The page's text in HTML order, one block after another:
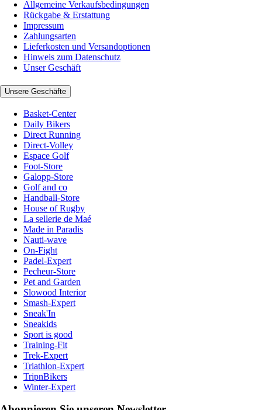
Allgemeine Verkaufsbedingungen
Rückgabe & Erstattung
Impressum
Zahlungsarten
Lieferkosten und Versandoptionen
Hinweis zum Datenschutz
Unser Geschäft
Unsere Geschäfte
Basket-Center
Daily Bikers
Direct Running
Direct-Volley
Espace Golf
Foot-Store
Galopp-Store
Golf and co
Handball-Store
House of Rugby
La sellerie de Maé
Made in Paradis
Nauti-wave
On-Fight
Padel-Expert
Pecheur-Store
Pet and Garden
Slowood Interior
Smash-Expert
Sneak'In
Sneakids
Sport is good
Training-Fit
Trek-Expert
Triathlon-Expert
TripnBikers
Winter-Expert